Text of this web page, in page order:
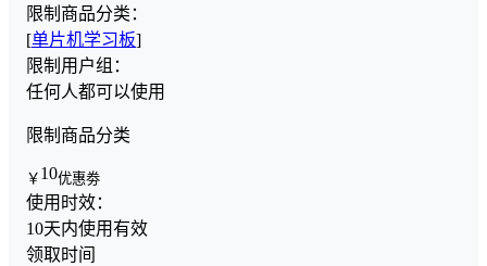
限制商品分类：
[单片机学习板]
限制用户组：
任何人都可以使用
限制商品分类
￥ 10优惠劵
使用时效：
10天内使用有效
领取时间